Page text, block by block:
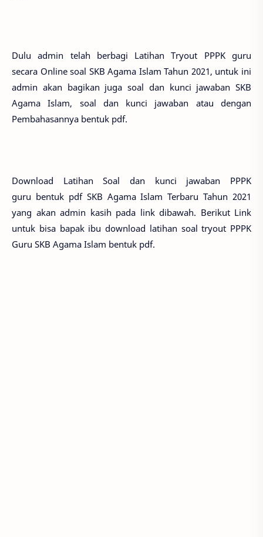
Dulu admin telah berbagi Latihan Tryout PPPK guru
secara Online soal SKB Agama Islam Tahun 2021, untuk ini
admin akan bagikan juga soal dan kunci jawaban SKB
Agama Islam, soal dan kunci jawaban atau dengan
Pembahasannya bentuk pdf.
Download Latihan Soal dan kunci jawaban PPPK
guru bentuk pdf SKB Agama Islam Terbaru Tahun 2021
yang akan admin kasih pada link dibawah. Berikut Link
untuk bisa bapak ibu download latihan soal tryout PPPK
Guru SKB Agama Islam bentuk pdf.